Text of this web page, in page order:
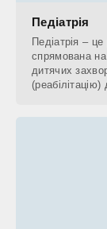
Педіатрія
Педіатрія –
спрямована на
дитячих